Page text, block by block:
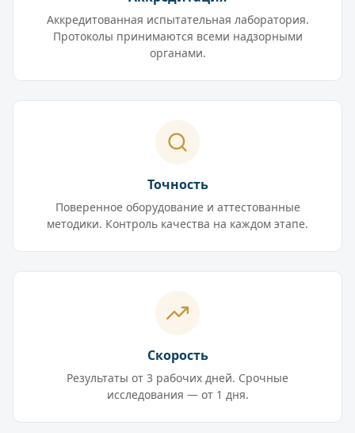
Аккредитованная испытательная лаборатория.
Протоколы принимаются всеми надзорными
органами.
Точность
Поверенное оборудование и аттестованные
методики. Контроль качества на каждом этапе.
Скорость
Результаты от 3 рабочих дней. Срочные
исследования — от 1 дня.